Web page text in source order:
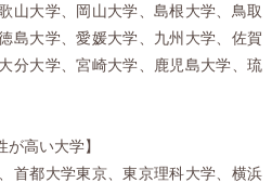
山大学、岡山大学、島根大学、鳥取
島大学、愛媛大学、九州大学、佐賀
分大学、宮崎大学、鹿児島大学、琉
が高い大学】
首都大学東京、東京理科大学、横浜